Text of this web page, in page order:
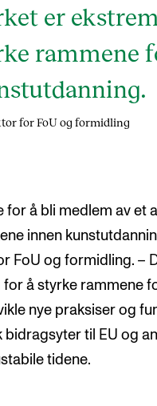
er
rammene
for FoU og formidling
å bli medlem av et
innen
FoU og formidling. –
å styrke rammene
nye praksiser og
til EU og
tidene.